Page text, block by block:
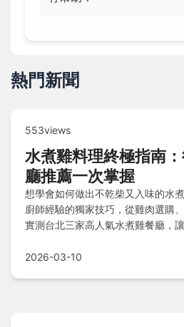
熱門新聞
553views
水煮雞料理終極指南
廳推薦一次掌握
想學會如何做出不乾柴又入味的水
廚師經驗的獨家技巧，從雞肉選購
實測台北三家高人氣水煮雞餐廳，
2026-03-10